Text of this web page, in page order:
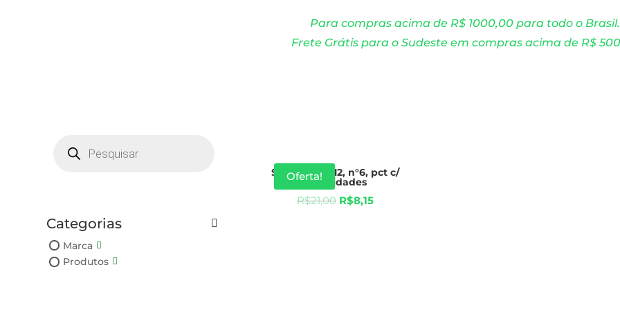
Para compras acima de R$ 1000,00 para todo o Brasil.
Frete Grátis para o Sudeste em compras acima de R$
search
Categorias
Marca
Produtos
Oferta!
Saco Zip 17X12, n°6, pct c/
50 unidades
R$21,00 R$8,15